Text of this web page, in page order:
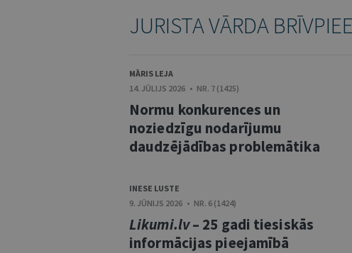
JURISTA VĀRDA
MĀRIS LEJA
14. JŪLIJS 2026 • NR. 7 (1425)
Normu konkurences un
noziedzīgu nodarījumu
daudzējādības problemātika
INESE LUSTE
9. JŪNIJS 2026 • NR. 6 (1424)
Likumi.lv– 25 gadi tiesiskās
informācijas pieejamībā